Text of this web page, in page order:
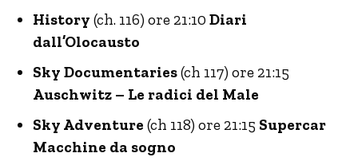
History (ch. 116) ore 21:10 Diari
dall’Olocausto
Sky Documentaries(ch 117) ore 21:15
Auschwitz – Le radici del Male
Sky Adventure (ch 118) ore 21:15 Supercar
Macchine da sogno